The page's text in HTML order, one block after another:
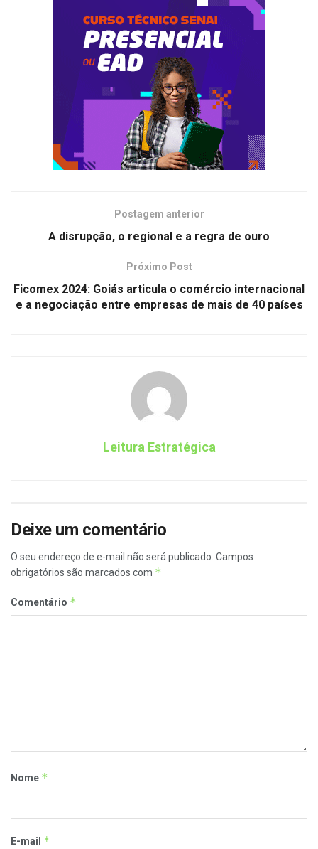
Postagem anterior
A disrupção, o regional e a regra de ouro
Próximo Post
Ficomex 2024: Goiás articula o comércio internacional
e a negociação entre empresas de mais de 40 países
Leitura Estratégica
Deixe um comentário
O seu endereço de e-mail não será publicado. Campos
obrigatórios são marcados com *
Comentário *
Nome *
E-mail *